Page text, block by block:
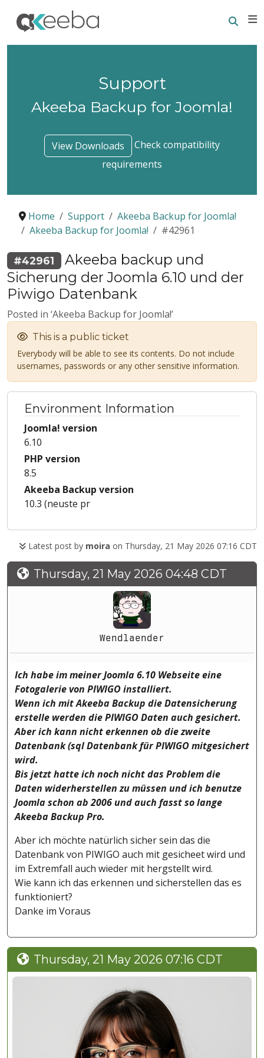
Support
Akeeba Backup for Joomla!
View Downloads
Check compatibility
requirements
Home Support
Akeeba Backup for Joomla!
Akeeba Backup for Joomla!
#42961
#42961
Akeeba backup und
Sicherung der Joomla 6.10 und der
Piwigo Datenbank
Posted in ‘Akeeba Backup for Joomla!’
This is a public ticket
Everybody will be able to see its contents. Do not include
usernames, passwords or any other sensitive information.
Environment Information
Joomla! version
6.10
PHP version
8.5
Akeeba Backup version
10.3 (neuste pr
Latest post by moira on Thursday, 21 May 2026 07:16 CDT
Thursday, 21 May 2026 04:48 CDT
Wendlaender
Ich habe im meiner Joomla 6.10 Webseite eine
Fotogalerie von PIWIGO installiert.
Wenn ich mit Akeeba Backup die Datensicherung
erstelle werden die PIWIGO Daten auch gesichert.
Aber ich kann nicht erkennen ob die zweite
Datenbank (sql Datenbank für PIWIGO mitgesichert
wird.
Bis jetzt hatte ich noch nicht das Problem die
Daten widerherstellen zu müssen und ich benutze
Joomla schon ab 2006 und auch fasst so lange
Akeeba Backup Pro.
Aber ich möchte natürlich sicher sein das die
Datenbank von PIWIGO auch mit gesicheet wird und
im Extremfall auch wieder mit hergstellt wird.
Wie kann ich das erkennen und sicherstellen das es
funktioniert?
Danke im Voraus
Thursday, 21 May 2026 07:16 CDT